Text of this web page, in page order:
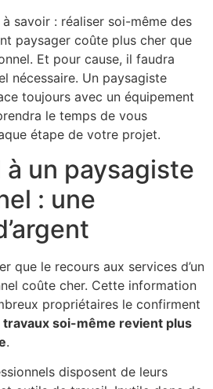
savoir : réaliser soi-même des
paysager coûte plus cher que
Et pour cause, il faudra
nécessaire. Un paysagiste
toujours avec un équipement
le temps de vous
étape de votre projet.
à un paysagiste
: une
que le recours aux services d’un
coûte cher. Cette information
propriétaires le confirment
travaux soi-même revient plus
.
disposent de leurs